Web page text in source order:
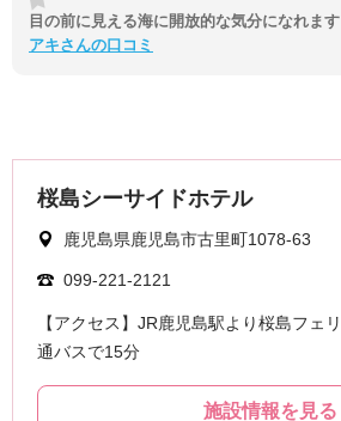
目の前に見える海に開放的な気分になれます
アキさんの口コミ